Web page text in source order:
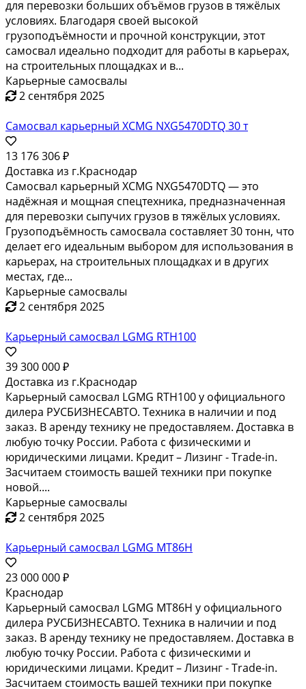
расстояние Передние колеса 5430 мм Задние колеса
4540 мм Весовые параметры Общий вес 320000 мм
Номинальная нагрузка 180000 мм Вес без нагрузки
140000...
Карьерные самосвалы
2 сентября 2025
Самосвал карьерный XCMG XDE-130
Симферополь
Общая масса транспортного средства(кг) 85 000
Грузоподъемность(кг) 120 000 Снаряженная масса(кг)
205 000
Карьерные самосвалы
2 сентября 2025
Самосвал карьерный XCMG NXG5650DTQ